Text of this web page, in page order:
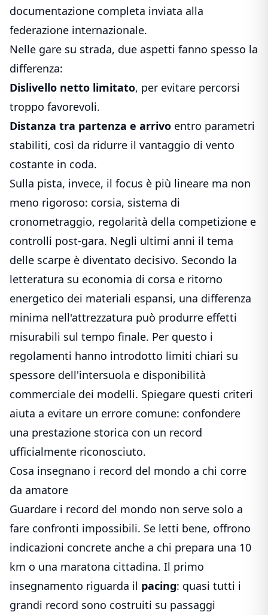
documentazione completa inviata alla
federazione internazionale.
Nelle gare su strada, due aspetti fanno spesso la
differenza:
Dislivello netto limitato, per evitare percorsi
troppo favorevoli.
Distanza tra partenza e arrivo entro parametri
stabiliti, così da ridurre il vantaggio di vento
costante in coda.
Sulla pista, invece, il focus è più lineare ma non
meno rigoroso: corsia, sistema di
cronometraggio, regolarità della competizione e
controlli post-gara. Negli ultimi anni il tema
delle scarpe è diventato decisivo. Secondo la
letteratura su economia di corsa e ritorno
energetico dei materiali espansi, una differenza
minima nell'attrezzatura può produrre effetti
misurabili sul tempo finale. Per questo i
regolamenti hanno introdotto limiti chiari su
spessore dell'intersuola e disponibilità
commerciale dei modelli. Spiegare questi criteri
aiuta a evitare un errore comune: confondere
una prestazione storica con un record
ufficialmente riconosciuto.
Cosa insegnano i record del mondo a chi corre
da amatore
Guardare i record del mondo non serve solo a
fare confronti impossibili. Se letti bene, offrono
indicazioni concrete anche a chi prepara una 10
km o una maratona cittadina. Il primo
insegnamento riguarda il pacing: quasi tutti i
grandi record sono costruiti su passaggi